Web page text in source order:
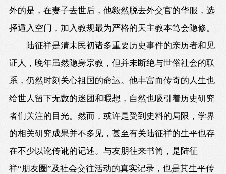
外的是，在妻子去世后，他毅然脱去外交官的华服，选
择遁入空门，加入教规最为严格的天主教本笃会隐修。
陆征祥是清末民初诸多重要历史事件的亲历者和见
证人，晚年虽然隐身宗教，但并未断绝与世俗社会的联
系，仍然时刻关心祖国的命运。他丰富而传奇的人生也
给世人留下无数的迷团和暇想，自然也吸引着历史研究
者们关注的目光。然而，或许是受到史料的局限，学界
的相关研究成果并不多见，甚至有关陆征祥的生平也存
在不少以讹传讹的记述。与友朋往来书简，是陆征
祥“朋友圈”及社会交往活动的真实记录，也是其生平传